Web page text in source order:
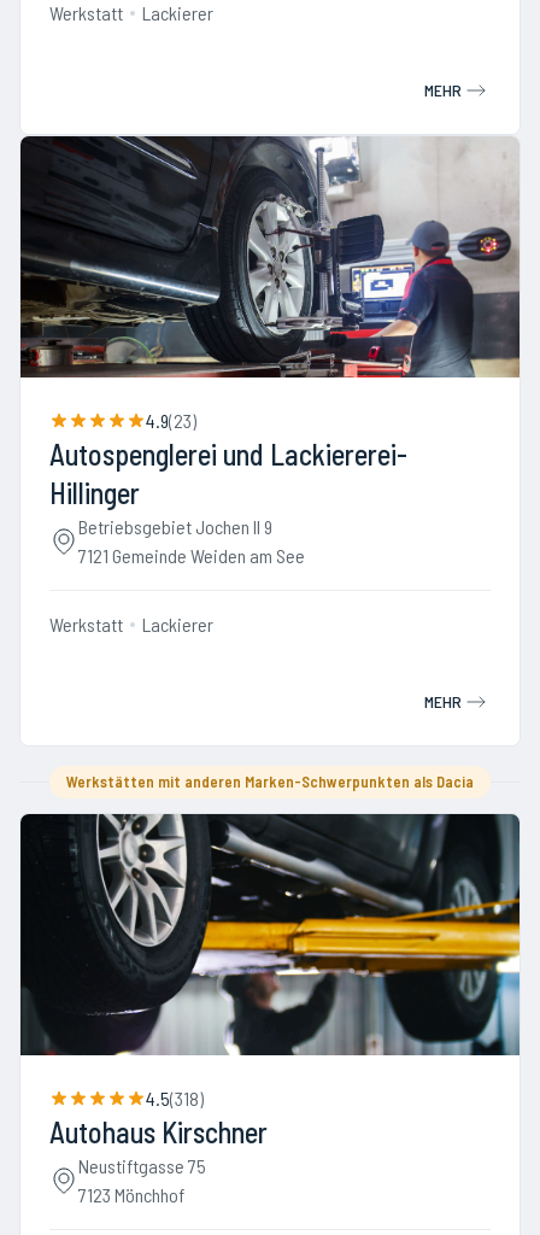
Werkstatt Lackierer
MEHR
4.9(23)
Autospenglerei und Lackiererei-
Hillinger
Betriebsgebiet Jochen II 9
7121 Gemeinde Weiden am See
Werkstatt Lackierer
MEHR
Werkstätten mit anderen Marken-Schwerpunkten als Dacia
4.5(318)
Autohaus Kirschner
Neustiftgasse 75
7123 Mönchhof